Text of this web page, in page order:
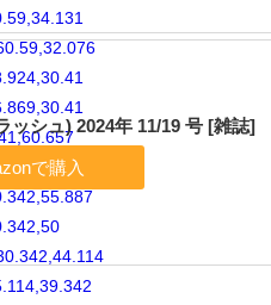
ッシュ) 2024年 11/19 号 [雑誌]